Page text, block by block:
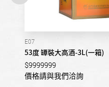
E07
53度 罈裝大高酒-3L(一箱)
$9999999
價格請與我們洽詢